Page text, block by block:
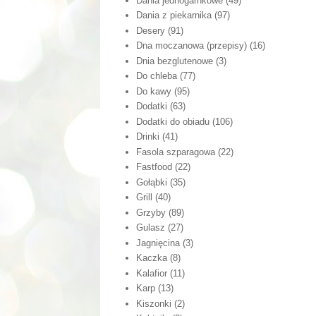
Dania z piekarnika (97)
Desery (91)
Dna moczanowa (przepisy) (16)
Dnia bezglutenowe (3)
Do chleba (77)
Do kawy (95)
Dodatki (63)
Dodatki do obiadu (106)
Drinki (41)
Fasola szparagowa (22)
Fastfood (22)
Gołąbki (35)
Grill
(40)
Grzyby (89)
Gulasz (27)
Jagnięcina (3)
Kaczka (8)
Kalafior (11)
Karp (13)
Kiszonki (2)